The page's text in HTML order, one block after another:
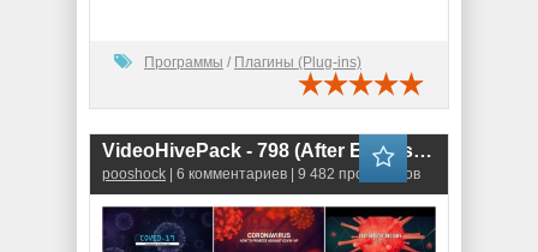
Программы / Плагины (Plug-ins)
VideoHivePack - 798 (After Effects Projects Pack) - [COVID-19]
pooshock | 6 комментариев | 9 482 просмотров